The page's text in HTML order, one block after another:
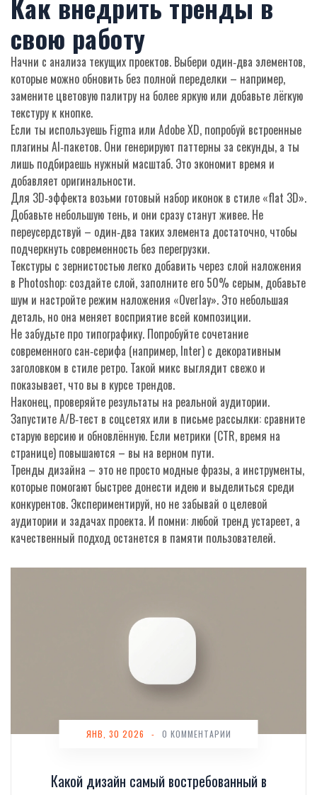
свою работу
Начни с анализа текущих проектов. Выбери один‑два элементов,
которые можно обновить без полной переделки – например,
замените цветовую палитру на более яркую или добавьте лёгкую
текстуру к кнопке.
Если ты используешь Figma или Adobe XD, попробуй встроенные
плагины AI‑пакетов. Они генерируют паттерны за секунды, а ты
лишь подбираешь нужный масштаб. Это экономит время и
добавляет оригинальности.
Для 3D‑эффекта возьми готовый набор иконок в стиле «flat 3D».
Добавьте небольшую тень, и они сразу станут живее. Не
переусердствуй – один‑два таких элемента достаточно, чтобы
подчеркнуть современность без перегрузки.
Текстуры с зернистостью легко добавить через слой наложения
в Photoshop: создайте слой, заполните его 50% серым, добавьте
шум и настройте режим наложения «Overlay». Это небольшая
деталь, но она меняет восприятие всей композиции.
Не забудьте про типографику. Попробуйте сочетание
современного сан‑серифа (например, Inter) с декоративным
заголовком в стиле ретро. Такой микс выглядит свежо и
показывает, что вы в курсе трендов.
Наконец, проверяйте результаты на реальной аудитории.
Запустите A/B‑тест в соцсетях или в письме рассылки: сравните
старую версию и обновлённую. Если метрики (CTR, время на
странице) повышаются – вы на верном пути.
Тренды дизайна – это не просто модные фразы, а инструменты,
которые помогают быстрее донести идею и выделиться среди
конкурентов. Экспериментируй, но не забывай о целевой
аудитории и задачах проекта. И помни: любой тренд устареет, а
качественный подход останется в памяти пользователей.
Какой дизайн самый востребованный в
ЯНВ, 30 2026 - 0 КОММЕНТАРИИ